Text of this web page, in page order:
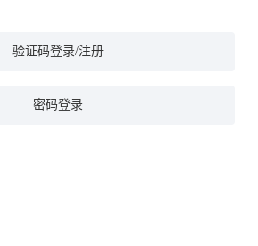
验证码登录/注册
密码登录